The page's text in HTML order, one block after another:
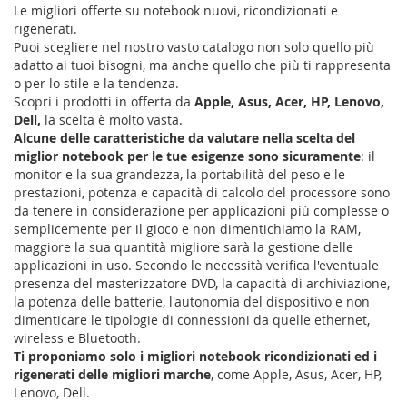
leggendo
la
pagina
Le migliori offerte su notebook nuovi, ricondizionati e
rigenerati.
Puoi scegliere nel nostro vasto catalogo non solo quello più
adatto ai tuoi bisogni, ma anche quello che più ti rappresenta
o per lo stile e la tendenza.
Scopri i prodotti in offerta da Apple, Asus, Acer, HP, Lenovo,
Dell, la scelta è molto vasta.
Alcune delle caratteristiche da valutare nella scelta del
miglior notebook per le tue esigenze sono sicuramente: il
monitor e la sua grandezza, la portabilità del peso e le
prestazioni, potenza e capacità di calcolo del processore sono
da tenere in considerazione per applicazioni più complesse o
semplicemente per il gioco e non dimentichiamo la RAM,
maggiore la sua quantità migliore sarà la gestione delle
applicazioni in uso. Secondo le necessità verifica l'eventuale
presenza del masterizzatore DVD, la capacità di archiviazione,
la potenza delle batterie, l'autonomia del dispositivo e non
dimenticare le tipologie di connessioni da quelle ethernet,
wireless e Bluetooth.
Ti proponiamo solo i migliori notebook ricondizionati ed i
rigenerati delle migliori marche, come Apple, Asus, Acer, HP,
Lenovo, Dell.